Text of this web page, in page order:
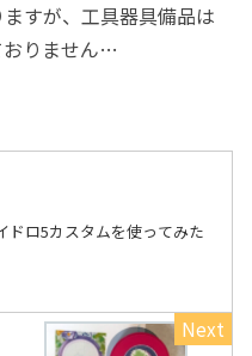
すが、工具器具備品は
おりません…
ドロ5カスタムを使ってみた